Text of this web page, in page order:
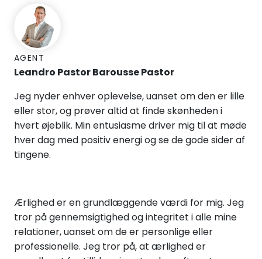
AGENT
Leandro Pastor Barousse Pastor
Jeg nyder enhver oplevelse, uanset om den er lille
eller stor, og prøver altid at finde skønheden i
hvert øjeblik. Min entusiasme driver mig til at møde
hver dag med positiv energi og se de gode sider af
tingene.
Ærlighed er en grundlæggende værdi for mig. Jeg
tror på gennemsigtighed og integritet i alle mine
relationer, uanset om de er personlige eller
professionelle. Jeg tror på, at ærlighed er